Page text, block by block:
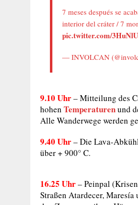
7 meses después se
interior del cráter / 7
pic.twitter.com/
— INVOLCAN
9.10 Uhr– Mitteilung des
hohen Temperaturenund
Alle Wanderwege werden
9.40 Uhr– Die Lava-
über + 900° C.
16.25 Uhr– Peinpal
Straßen Atardecer,